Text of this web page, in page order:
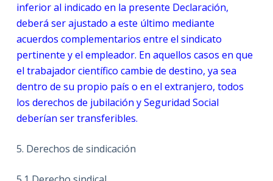
inferior al indicado en la presente Declaración,
deberá ser ajustado a este último mediante
acuerdos complementarios entre el sindicato
pertinente y el empleador. En aquellos casos en que
el trabajador científico cambie de destino, ya sea
dentro de su propio país o en el extranjero, todos
los derechos de jubilación y Seguridad Social
deberían ser transferibles.
5. Derechos de sindicación